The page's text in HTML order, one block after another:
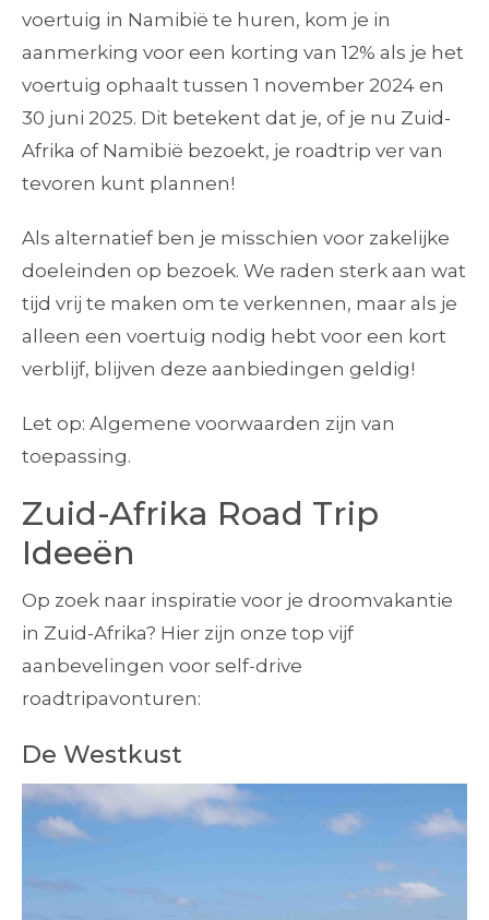
voertuig in Namibië te huren, kom je in
aanmerking voor een korting van 12% als je het
voertuig ophaalt tussen 1 november 2024 en
30 juni 2025. Dit betekent dat je, of je nu Zuid-
Afrika of Namibië bezoekt, je roadtrip ver van
tevoren kunt plannen!
Als alternatief ben je misschien voor zakelijke
doeleinden op bezoek. We raden sterk aan wat
tijd vrij te maken om te verkennen, maar als je
alleen een voertuig nodig hebt voor een kort
verblijf, blijven deze aanbiedingen geldig!
Let op: Algemene voorwaarden zijn van
toepassing.
Zuid-Afrika Road Trip
Ideeën
Op zoek naar inspiratie voor je droomvakantie
in Zuid-Afrika? Hier zijn onze top vijf
aanbevelingen voor self-drive
roadtripavonturen:
De Westkust